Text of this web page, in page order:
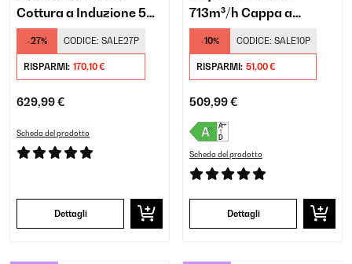
Cottura a Induzione 5
Fuochi Bianco
-27% CODICE: SALE27P
RISPARMI: 170,10 €
629,99 €
Scheda del prodotto
Dettagli
713m³/h Cappa a
Scomparsa Nero
-10% CODICE: SALE10P
RISPARMI: 51,00 €
509,99 €
Scheda del prodotto
Dettagli